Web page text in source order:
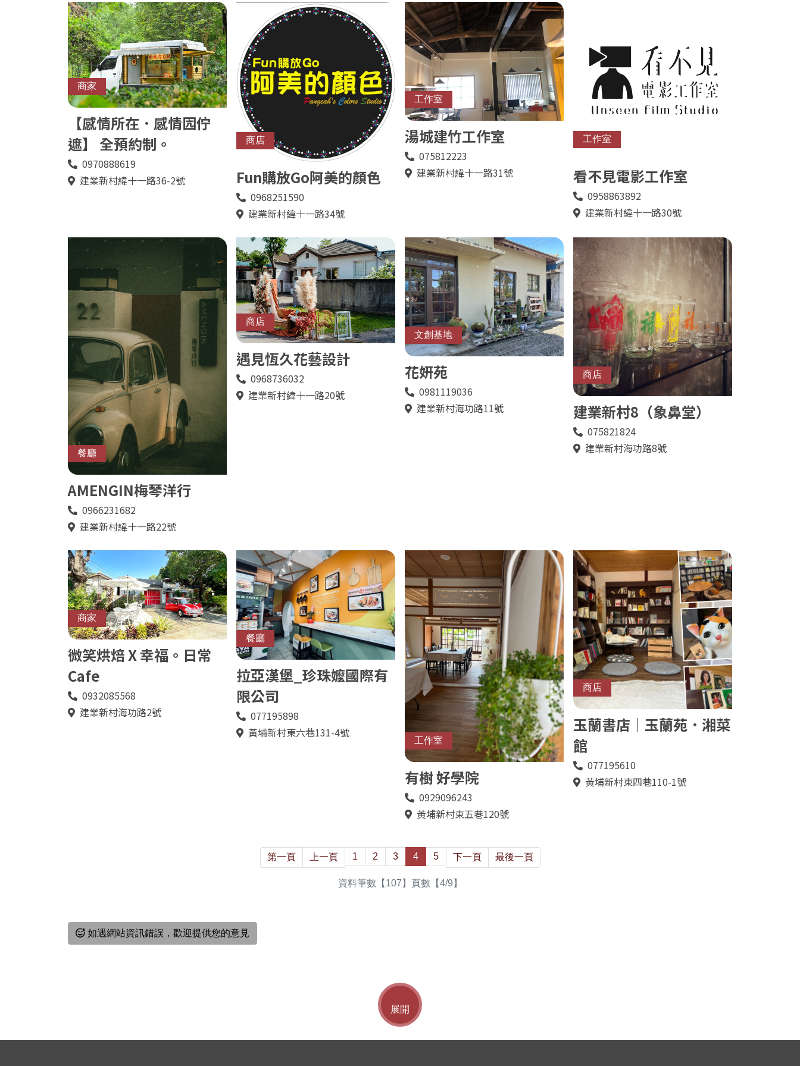
商家
【感情所在．感情囥佇
遮】 全預約制。
電
0970888619
地建業新村緯十一路36-2號
商店
Fun購放Go阿美的顏色
電
0968251590
地建業新村緯十一路34號
工作室
湯城建竹工作室
電075812223
地建業新村緯十一路31號
工作室
看不見電影工作室
電
0958863892
地建業新村緯十一路30號
餐廳
AMENGIN梅琴洋行
電0966231682
地建業新村緯十一路22號
商店
遇見恆久花藝設計
電
0968736032
地建業新村緯十一路20號
文創基地
花妍苑
電0981119036
地建業新村海功路11號
商店
建業新村8（象鼻堂）
電
075821824
地建業新村海功路8號
商家
微笑烘焙 X 幸福。日常
Cafe
電0932085568
地建業新村海功路2號
餐廳
拉亞漢堡_珍珠嬤國際有
限公司
電077195898
地黃埔新村東六巷131-4號
工作室
有樹 好學院
電0929096243
地黃埔新村東五巷120號
商店
玉蘭書店｜玉蘭苑．湘菜
館
電077195610
地黃埔新村東四巷110-1號
第一頁 上一頁 1 2 3 4 5 下一頁 最後一頁
資料筆數【107】頁數【4/9】
如遇網站資訊錯誤，歡迎提供您的意見
展開